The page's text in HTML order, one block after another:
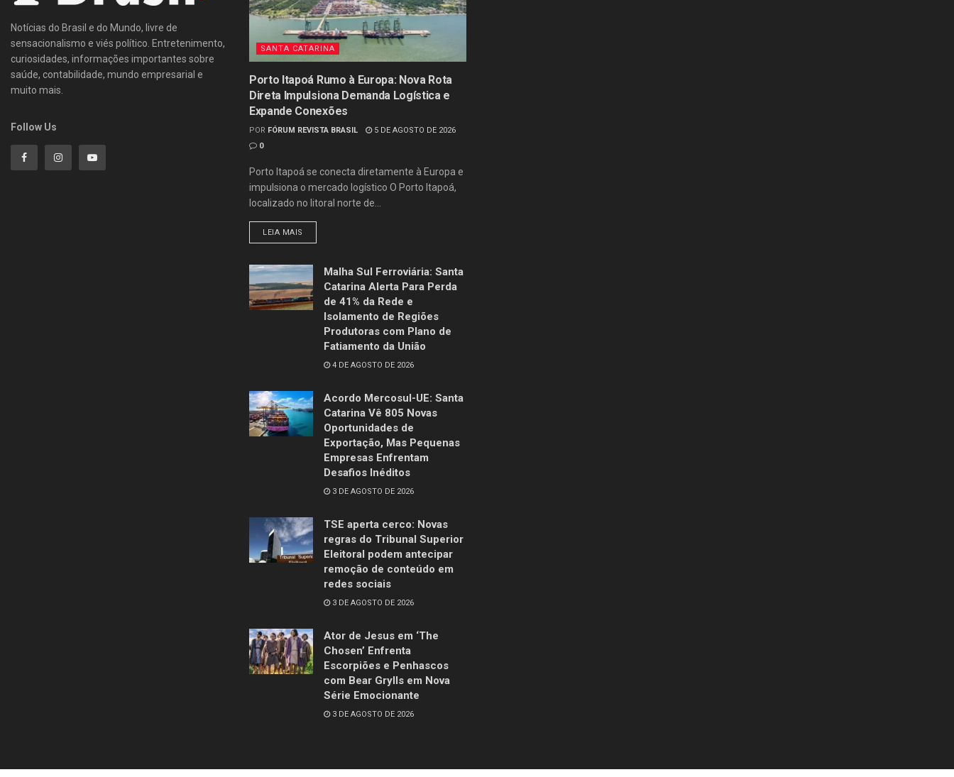
Notícias do Brasil e do Mundo, livre de
sensacionalismo e viés político. Entretenimento,
curiosidades, informações importantes sobre
saúde, contabilidade, mundo empresarial e
muito mais.
Follow Us
SANTA CATARINA
Porto Itapoá Rumo à Europa: Nova Rota
Direta Impulsiona Demanda Logística e
Expande Conexões
POR FÓRUM REVISTA BRASIL
5 DE AGOSTO DE 2026
0
Porto Itapoá se conecta diretamente à Europa e
impulsiona o mercado logístico O Porto Itapoá,
localizado no litoral norte de...
LEIA MAIS
Malha Sul Ferroviária: Santa
Catarina Alerta Para Perda
de 41% da Rede e
Isolamento de Regiões
Produtoras com Plano de
Fatiamento da União
4 DE AGOSTO DE 2026
Acordo Mercosul-UE: Santa
Catarina Vê 805 Novas
Oportunidades de
Exportação, Mas Pequenas
Empresas Enfrentam
Desafios Inéditos
3 DE AGOSTO DE 2026
TSE aperta cerco: Novas
regras do Tribunal Superior
Eleitoral podem antecipar
remoção de conteúdo em
redes sociais
3 DE AGOSTO DE 2026
Ator de Jesus em ‘The
Chosen’ Enfrenta
Escorpiões e Penhascos
com Bear Grylls em Nova
Série Emocionante
3 DE AGOSTO DE 2026